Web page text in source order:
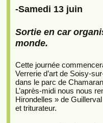
-Samedi 13 juin
Sortie en car
monde.
Cette journée
Verrerie d’art de Soisy-
dans le parc de
L’après-midi nous nous
Hirondelles » de
et triturateur.